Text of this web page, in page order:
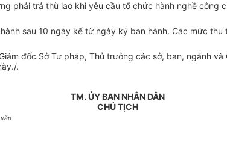
phải trả thù lao khi yêu cầu tổ chức hành nghề
sau 10 ngày kể từ ngày ký ban hành. Các mức
đốc Sở Tư pháp, Thủ trưởng các sở, ban, ngành
.
ăn
TM. ỦY BAN NHÂN DÂN
CHỦ TỊCH